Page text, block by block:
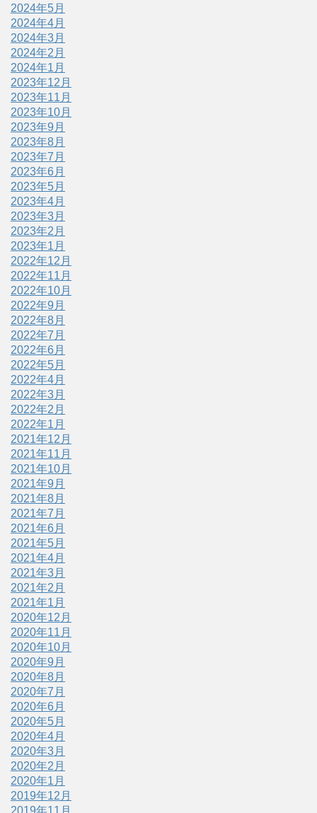
2024年5月
2024年4月
2024年3月
2024年2月
2024年1月
2023年12月
2023年11月
2023年10月
2023年9月
2023年8月
2023年7月
2023年6月
2023年5月
2023年4月
2023年3月
2023年2月
2023年1月
2022年12月
2022年11月
2022年10月
2022年9月
2022年8月
2022年7月
2022年6月
2022年5月
2022年4月
2022年3月
2022年2月
2022年1月
2021年12月
2021年11月
2021年10月
2021年9月
2021年8月
2021年7月
2021年6月
2021年5月
2021年4月
2021年3月
2021年2月
2021年1月
2020年12月
2020年11月
2020年10月
2020年9月
2020年8月
2020年7月
2020年6月
2020年5月
2020年4月
2020年3月
2020年2月
2020年1月
2019年12月
2019年11月